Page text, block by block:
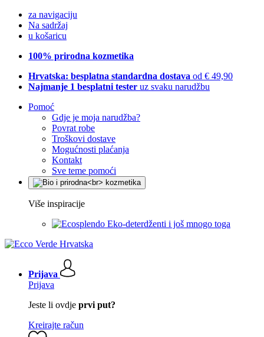
za navigaciju
Na sadržaj
u košaricu
100% prirodna kozmetika
Hrvatska: besplatna standardna dostava od € 49,90
Najmanje 1 besplatni tester uz svaku narudžbu
Pomoć
Gdje je moja narudžba?
Povrat robe
Troškovi dostave
Mogućnosti plaćanja
Kontakt
Sve teme pomoći
Više inspiracije
Eko-deterdženti i još mnogo toga
Prijava
Prijava
Jeste li ovdje prvi put?
Kreirajte račun